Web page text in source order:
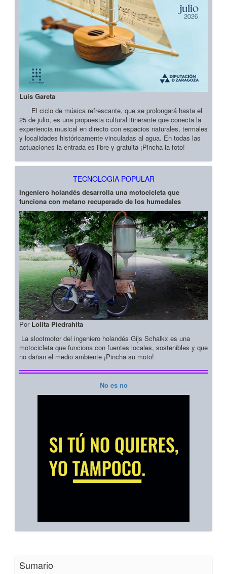
Luis Gareta
El ciclo de música refrescante, que se prolongará hasta el
25 de julio, es una propuesta cultural itinerante que conecta la
experiencia musical en directo con espacios naturales, termales
y localidades históricamente vinculadas al agua. En todas las
actuaciones la entrada es libre y gratuita ¡Pincha la foto!
TECNOLOGIA POPULAR
Ingeniero holandés desarrolla una motocicleta que
funciona con metano recuperado de los humedales
Por Lolita Piedrahita
La slootmotor del ingeniero holandés Gijs Schalkx es una
motocicleta que funciona con fuentes locales, sostenibles y que
no dañan el medio ambiente ¡Pincha su moto!
No es no
Sumario